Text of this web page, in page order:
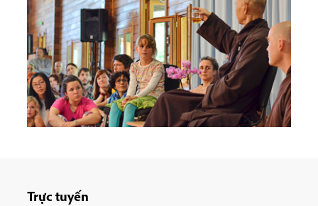
Trực tuyến